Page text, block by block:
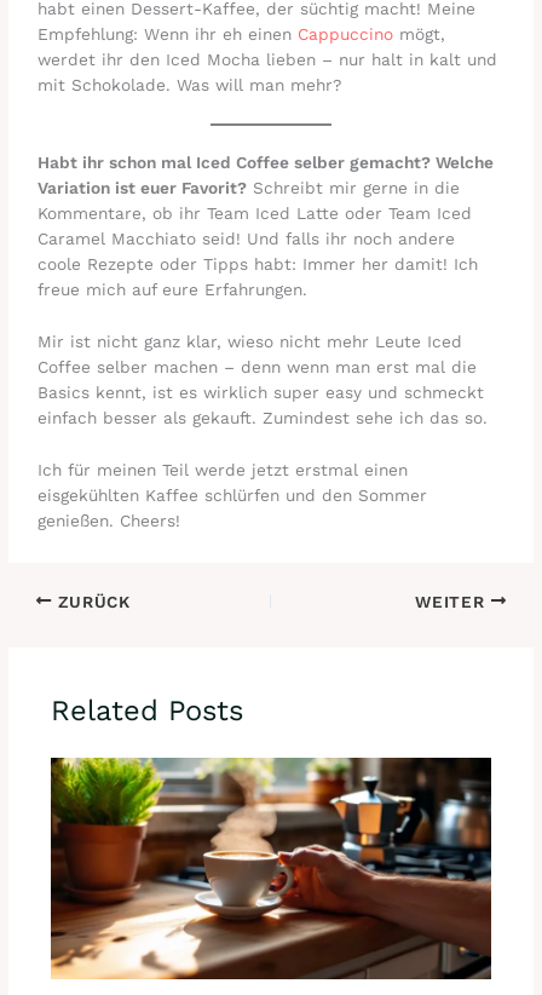
habt einen Dessert-Kaffee, der süchtig macht! Meine
Empfehlung: Wenn ihr eh einen Cappuccino mögt,
werdet ihr den Iced Mocha lieben – nur halt in kalt und
mit Schokolade. Was will man mehr?
Habt ihr schon mal Iced Coffee selber gemacht? Welche
Variation ist euer Favorit? Schreibt mir gerne in die
Kommentare, ob ihr Team Iced Latte oder Team Iced
Caramel Macchiato seid! Und falls ihr noch andere
coole Rezepte oder Tipps habt: Immer her damit! Ich
freue mich auf eure Erfahrungen.
Mir ist nicht ganz klar, wieso nicht mehr Leute Iced
Coffee selber machen – denn wenn man erst mal die
Basics kennt, ist es wirklich super easy und schmeckt
einfach besser als gekauft. Zumindest sehe ich das so.
Ich für meinen Teil werde jetzt erstmal einen
eisgekühlten Kaffee schlürfen und den Sommer
genießen. Cheers!
ZURÜCK WEITER
Related Posts